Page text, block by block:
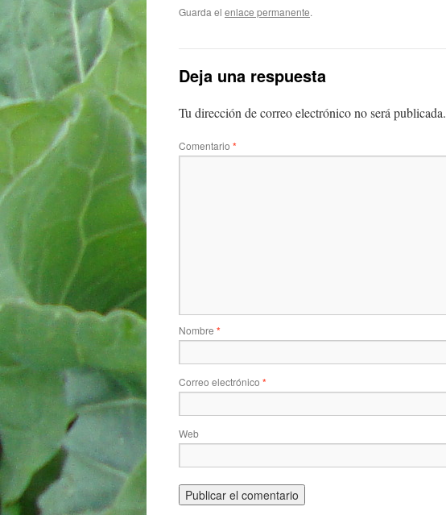
Guarda el enlace permanente.
Deja una respuesta
Tu dirección de correo electrónico no será publicada.
Comentario *
Nombre *
Correo electrónico *
Web